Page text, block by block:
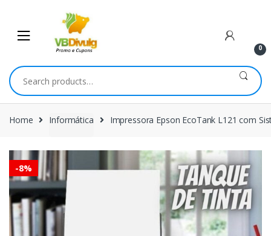
navigation
content
0
Search
for:
Home Informática Impressora Epson EcoTank L121 com
-8%